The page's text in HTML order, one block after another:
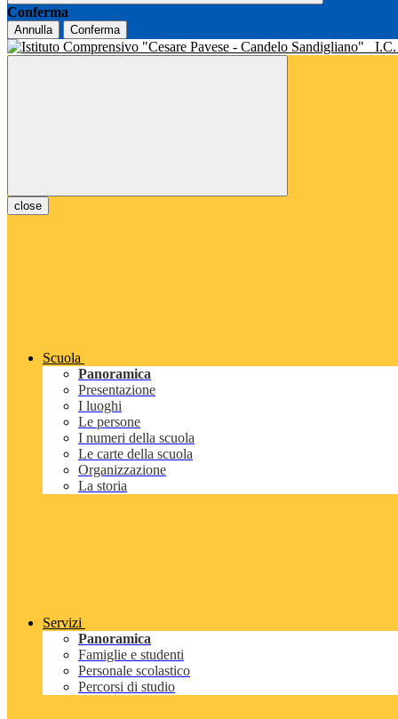
Conferma
Annulla Conferma
I.C.
close
Scuola
Panoramica
Presentazione
I luoghi
Le persone
I numeri della scuola
Le carte della scuola
Organizzazione
La storia
Servizi
Panoramica
Famiglie e studenti
Personale scolastico
Percorsi di studio